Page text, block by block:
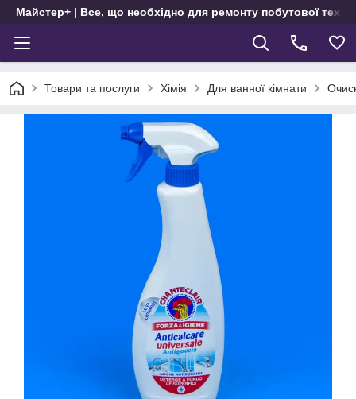
Майстер+ | Все, що необхідно для ремонту побутової
Товари та послуги Хімія Для ванної кімнати